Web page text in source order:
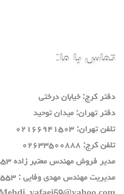
تماس با ما:
دفتر كرج: خيابان درختي
دفتر تهران: ميدان توحيد
تلفن تهران: ٠٢١٦٦٩٤١٥٠٣
تلفن كرج: ٠٢٦٣٣٥٠٠٨٨٨
مدير فروش مهندس معتبر زاده ٠٩١٩٢٥٨٧٥٥٣
مديريت مهندس مهدي وفايي : ٠٩١٢٢٥٨٧٥٥٣